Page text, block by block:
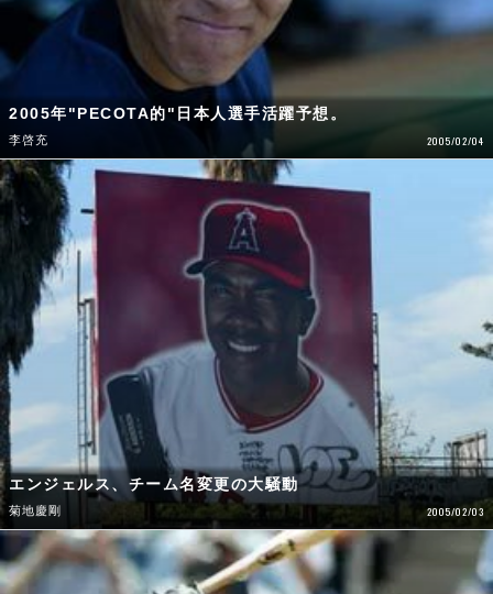
2005年"PECOTA的"日本人選手活躍予想。
李啓充 2005/02/04
エンジェルス、チーム名変更の大騒動
菊地慶剛 2005/02/03